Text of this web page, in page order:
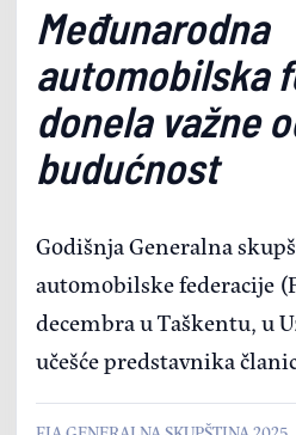
Međunarodna
automobilska
donela važne
budućnost
Godišnja Generalna
automobilske federacije
decembra u Taškentu, u
učešće predstavnika
Doneto je nekoliko